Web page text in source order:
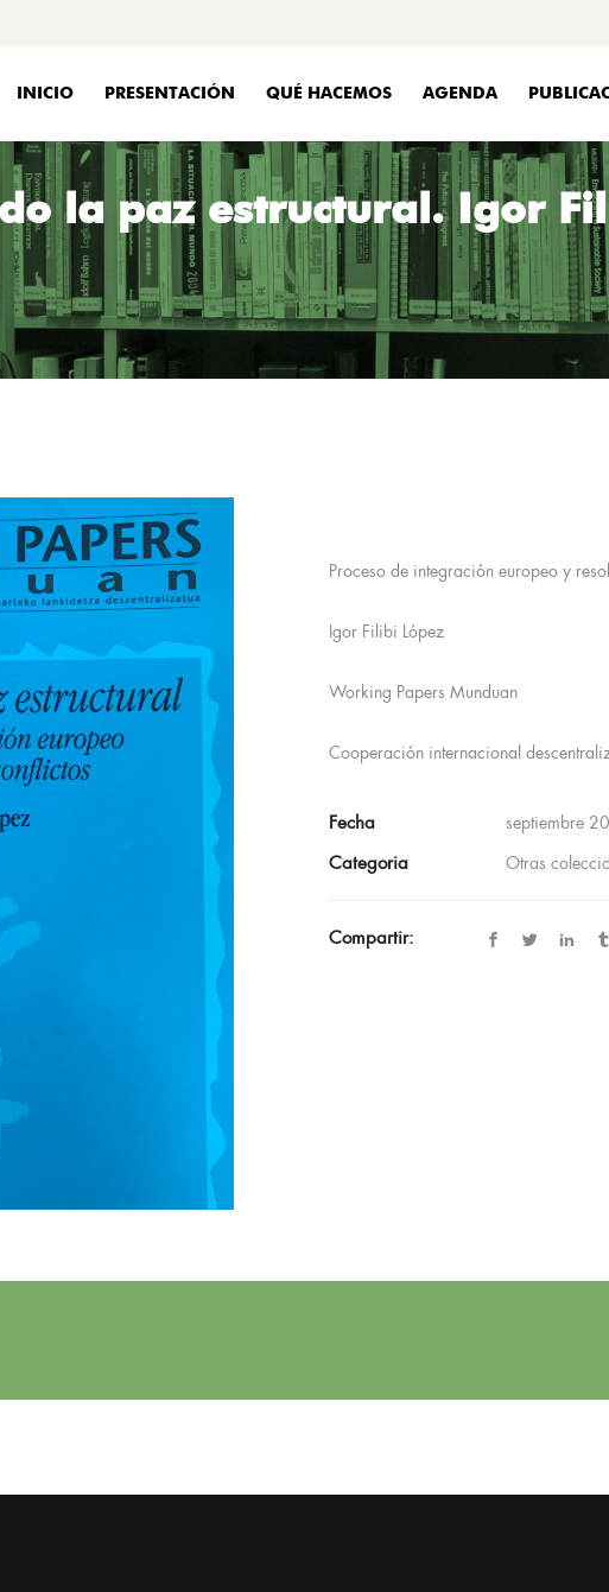
INICIO PRESENTACIÓN QUÉ HACEMOS AGENDA
la paz estructural. Igor
Proceso de integración europeo y
Igor Filibi López
Working Papers Munduan
Cooperación internacional
Fecha septiembre
Categoria Otras
Compartir: